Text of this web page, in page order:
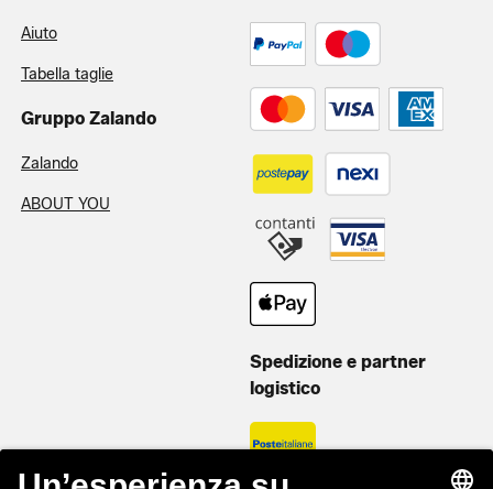
Aiuto
Tabella taglie
Gruppo Zalando
Zalando
ABOUT YOU
Spedizione e partner
logistico